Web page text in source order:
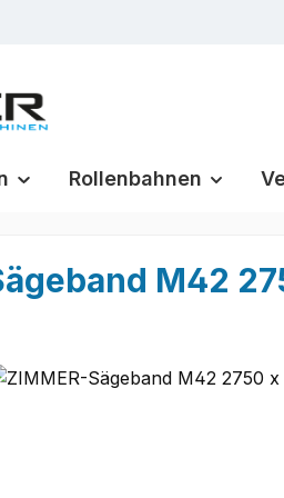
Rollenbahnen
M42